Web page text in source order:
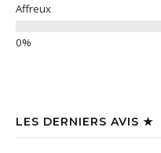
Affreux
LES DERNIERS AVIS ★